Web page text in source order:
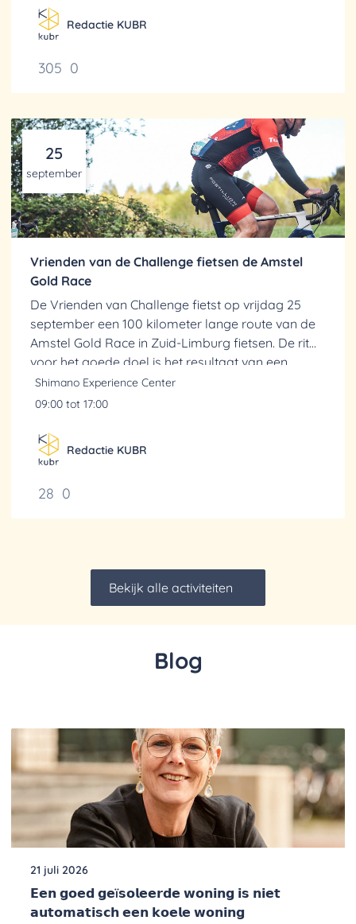
Redactie KUBR
305 0
25
september
Vrienden van de Challenge fietsen de Amstel
Gold Race
De Vrienden van Challenge fietst op vrijdag 25
september een 100 kilometer lange route van de
Amstel Gold Race in Zuid-Limburg fietsen. De rit
voor het goede doel is het resultaat van een
oproep tijdens de VSK-E van Manon Veldkamp en
Rick Bruins...
Shimano Experience Center
09:00 tot 17:00
Redactie KUBR
28 0
Bekijk alle activiteiten
Blog
21 juli 2026
𝗘𝗲𝗻 𝗴𝗼𝗲𝗱 𝗴𝗲ï𝘀𝗼𝗹𝗲𝗲𝗿𝗱𝗲 𝘄𝗼𝗻𝗶𝗻𝗴 𝗶𝘀 𝗻𝗶𝗲𝘁
𝗮𝘂𝘁𝗼𝗺𝗮𝘁𝗶𝘀𝗰𝗵 𝗲𝗲𝗻 𝗸𝗼𝗲𝗹𝗲 𝘄𝗼𝗻𝗶𝗻𝗴